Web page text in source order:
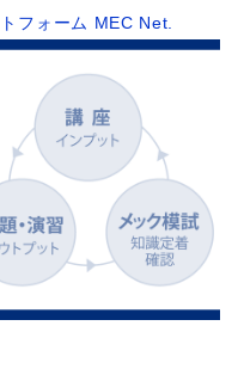
フォーム MEC Net.